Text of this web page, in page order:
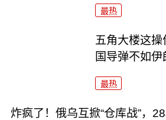
最热
五角大楼这
国导弹不如伊
最热
炸疯了！俄乌互掀“仓库战”，